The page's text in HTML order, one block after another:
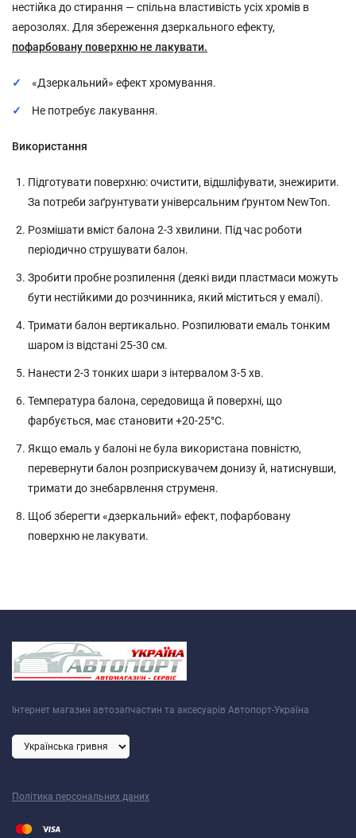
нестійка до стирання — спільна властивість усіх хромів в
аерозолях. Для збереження дзеркального ефекту,
пофарбовану поверхню не лакувати.
«Дзеркальний» ефект хромування.
Не потребує лакування.
Використання
Підготувати поверхню: очистити, відшліфувати, знежирити.
За потреби заґрунтувати універсальним ґрунтом NewTon.
Розмішати вміст балона 2-3 хвилини. Під час роботи
періодично струшувати балон.
Зробити пробне розпилення (деякі види пластмаси можуть
бути нестійкими до розчинника, який міститься у емалі).
Тримати балон вертикально. Розпилювати емаль тонким
шаром із відстані 25-30 см.
Нанести 2-3 тонких шари з інтервалом 3-5 хв.
Температура балона, середовища й поверхні, що
фарбується, має становити +20-25°С.
Якщо емаль у балоні не була використана повністю,
перевернути балон розприскувачем донизу й, натиснувши,
тримати до знебарвлення струменя.
Щоб зберегти «дзеркальний» ефект, пофарбовану
поверхню не лакувати.
Інтернет магазин автозапчастин та аксесуарів Автопорт-Україна
Політика персональних даних